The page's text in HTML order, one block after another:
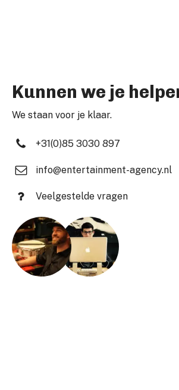
Kunnen we je
We staan voor je klaar.
+31(0)85 3030 897
info@entertainment-agency.nl
Veelgestelde vragen